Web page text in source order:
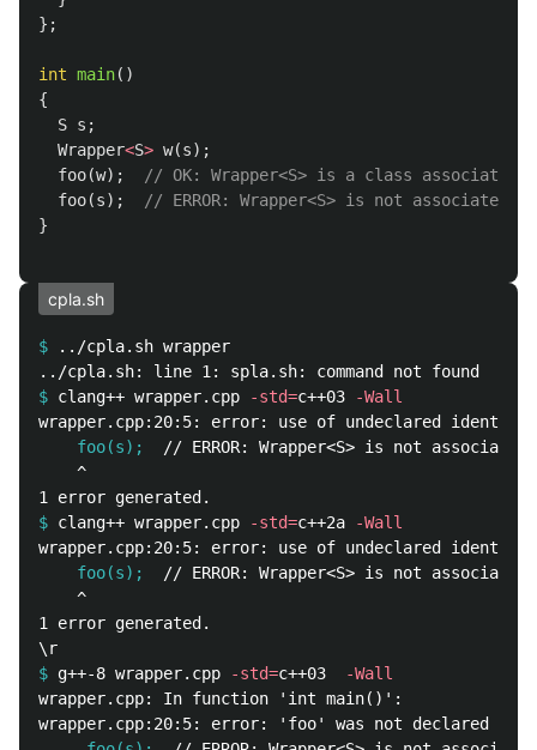
};
int main()
{
S s ;
Wrapper<S> w(s);
foo(w);
// OK: Wrapper<S> is a class associated
foo(s);
// ERROR: Wrapper<S> is not associated
}
cpla.sh
$
$ clang++ wrapper.cpp -std=c++03 -Wall
    foo(s);
    ^
$ clang++ wrapper.cpp -std=c++2a -Wall
    foo(s);
    ^
1 error generated.
$ g++-8 wrapper.cpp -std=c++03
-Wall
wrapper.cpp: In function 'int main()':